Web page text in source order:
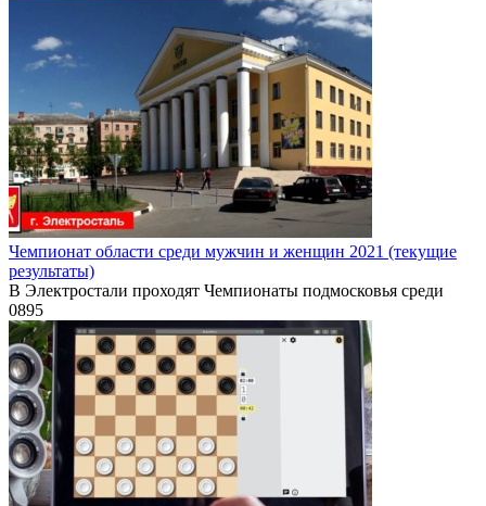
Чемпионат области среди мужчин и женщин 2021 (текущие
результаты)
В Электростали проходят Чемпионаты подмосковья среди
0895